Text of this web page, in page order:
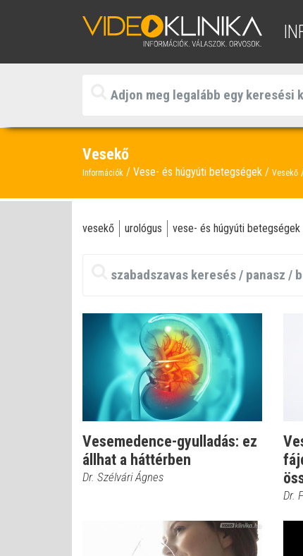
Vesekő
Információk Vese- és húgyúti betegségek Vesekő
vesekő urológus vese- és húgyúti betegségek
Vesemedence-gyulladás: ez
állhat a háttérben
Dr. Szélvári Ágnes
Dr.